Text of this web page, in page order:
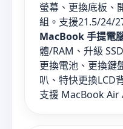
螢幕、更換底板、
組。支援21.5/24/
MacBook 手提電
體/RAM、升級
更換電池、更換鍵
叭、特快更換LCD
支援 MacBook Air